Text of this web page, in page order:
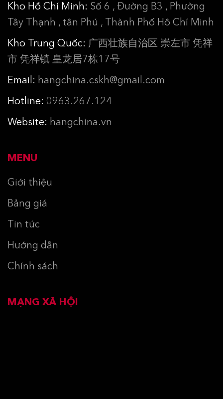
Kho Hồ Chí Minh: Số 6 , Đường B3 , Phường
Tây Thạnh , tân Phú , Thành Phố Hô Chí Minh
Kho Trung Quốc: 广西壮族自治区 崇左市 凭祥
市 凭祥镇 皇龙居7栋17号
Email: hangchina.cskh@gmail.com
Hotline: 0963.267.124
Website: hangchina.vn
MENU
Giới thiệu
Bảng giá
Tin tức
Hướng dẫn
Chính sách
MẠNG XÃ HỘI